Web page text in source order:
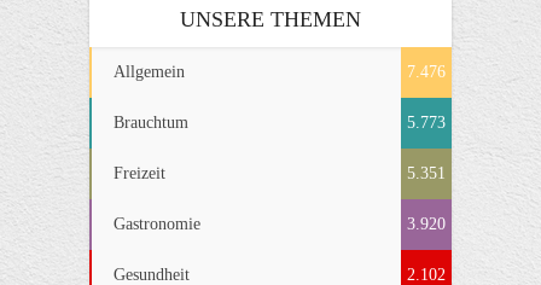
UNSERE THEMEN
Allgemein 7.476
Brauchtum 5.773
Freizeit 5.351
Gastronomie 3.920
Gesundheit 2.102